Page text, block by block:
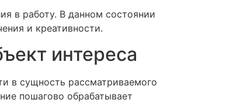
в работу. В данном состоянии
и креативности.
интереса
в сущность рассматриваемого
пошагово обрабатывает